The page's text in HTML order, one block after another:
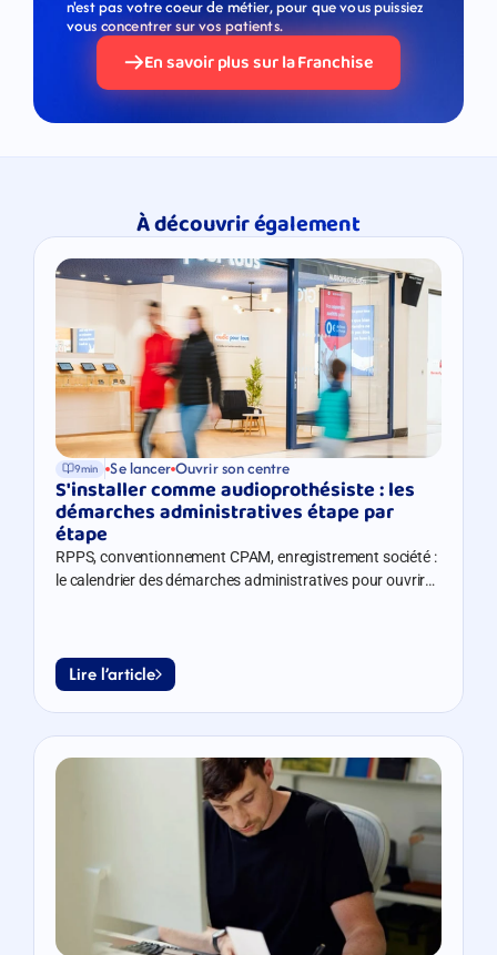
n'est pas votre coeur de métier, pour que vous puissiez
vous concentrer sur vos patients.
En savoir plus sur la Franchise
À découvrir également
9min Se lancer Ouvrir son centre
S'installer comme audioprothésiste : les
démarches administratives étape par
étape
RPPS, conventionnement CPAM, enregistrement société :
le calendrier des démarches administratives pour ouvrir
Lire l’article